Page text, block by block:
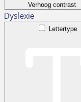
Verhoog contrast
Dyslexie
Lettertype